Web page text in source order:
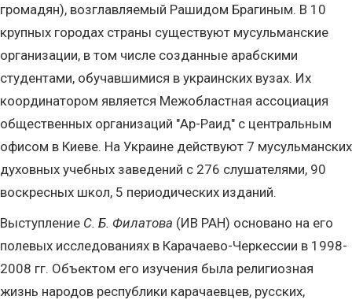
громадян), возглавляемый Рашидом Брагиным. В 10
крупных городах страны существуют мусульманские
организации, в том числе созданные арабскими
студентами, обучавшимися в украинских вузах. Их
координатором является Межобластная ассоциация
общественных организаций "Ар-Раид" с центральным
офисом в Киеве. На Украине действуют 7 мусульманских
духовных учебных заведений с 276 слушателями, 90
воскресных школ, 5 периодических изданий.
Выступление С. Б. Филатова (ИВ РАН) основано на его
полевых исследованиях в Карачаево-Черкессии в 1998-
2008 гг. Объектом его изучения была религиозная
жизнь народов республики карачаевцев, русских,